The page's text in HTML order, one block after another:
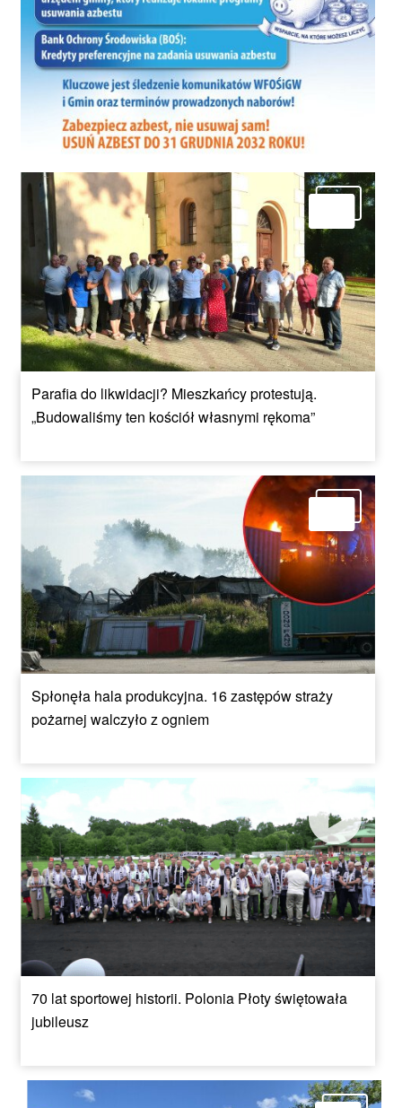
Parafia do likwidacji? Mieszkańcy protestują.
„Budowaliśmy ten kościół własnymi rękoma”
Spłonęła hala produkcyjna. 16 zastępów straży
pożarnej walczyło z ogniem
70 lat sportowej historii. Polonia Płoty świętowała
jubileusz